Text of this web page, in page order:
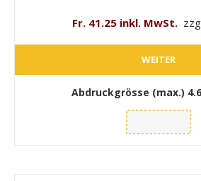
Fr. 41.25 inkl. MwSt.
WEITER
Abdruckgrösse (max.)